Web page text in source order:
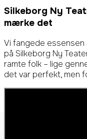
Silkeborg Ny
mærke det
Vi fangede
på Silkeborg Ny
ramte folk – lige
det var perfekt, men